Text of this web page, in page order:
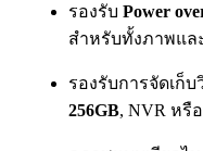
รองรับ Power
สำหรับทั้งภาพแล
รองรับการจัดเก็
256GB, NVR หรื